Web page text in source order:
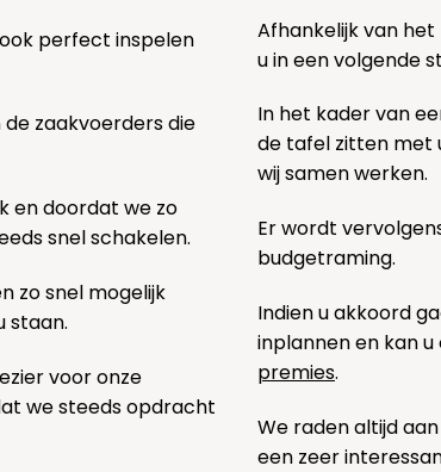
perfect inspelen
zaakvoerders die
en doordat we zo
snel schakelen.
zo snel mogelijk
staan.
voor onze
we steeds opdracht
Afhankelijk van
u in een volgende
In het kader van
de tafel zitten met
wij samen werken.
Er wordt
budgetraming.
Indien u akkoord
inplannen en kan
premies.
We raden altijd
een zeer